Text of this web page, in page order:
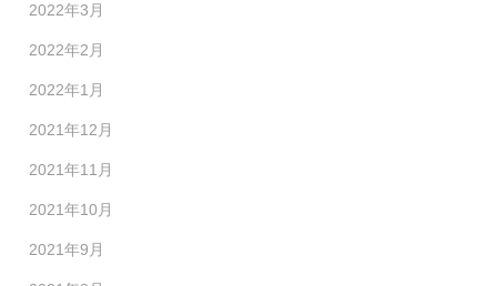
2022年3月
2022年2月
2022年1月
2021年12月
2021年11月
2021年10月
2021年9月